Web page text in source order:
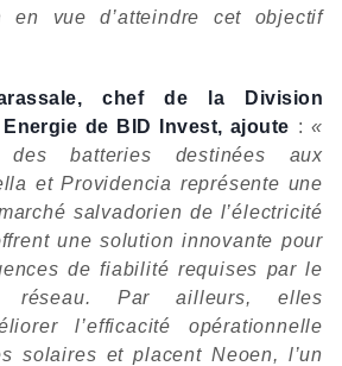
en vue d’atteindre cet objectif
chef de la Division
de BID Invest, ajoute :«
des batteries destinées aux
et Providencia représente une
salvadorien de l’électricité
une solution innovante pour
de fiabilité requises par le
réseau. Par ailleurs, elles
l’efficacité opérationnelle
solaires et placent Neoen, l’un